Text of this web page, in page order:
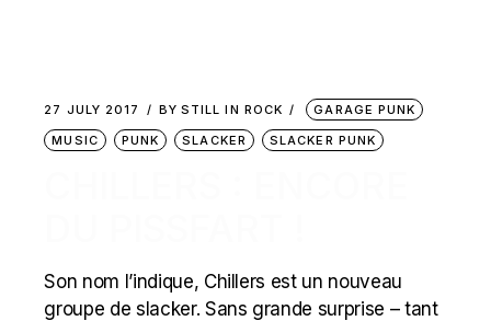
27 JULY 2017 BY STILL IN ROCK
GARAGE PUNK
MUSIC
PUNK SLACKER SLACKER PUNK
Son nom l’indique, Chillers est un nouveau
groupe de slacker. Sans grande surprise – tant